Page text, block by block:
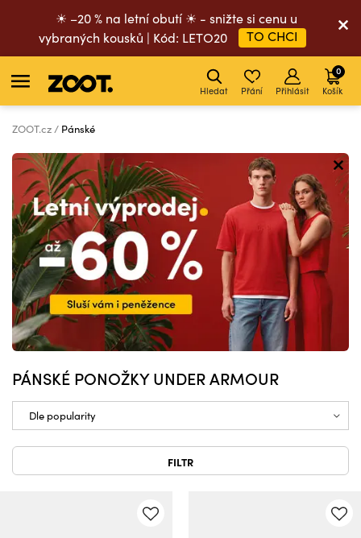
☀ –20 % na letní obutí ☀ - snižte si cenu u
vybraných kousků | Kód: LETO20
TO CHCI
Hledat Přání Přihlásit Košík
0
ZOOT.cz Pánské
PÁNSKÉ PONOŽKY UNDER ARMOUR
FILTR